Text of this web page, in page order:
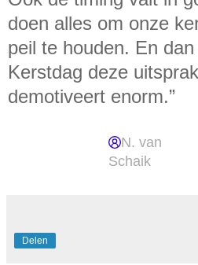
doen alles om onze
peil te houden. En
Kerstdag deze
demotiveert enorm.”
N. van
Schaik
Delen